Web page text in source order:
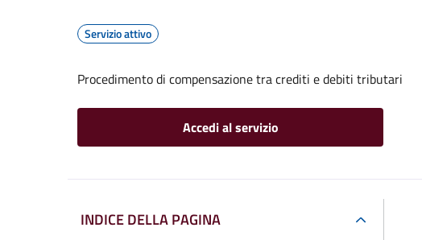
Servizio attivo
Procedimento di compensazione tra crediti e debiti tributari
Accedi al servizio
INDICE DELLA PAGINA